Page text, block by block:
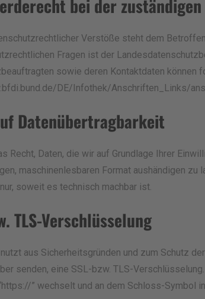
bei der
Verstöße steht dem
Fragen ist der
sowie deren Kontaktdaten können
DE/Infothek/Anschriften_Links/
Datenübertragbarkeit
Recht, Daten, die wir auf Grundlage Ihrer
maschinenlesbaren Format aushändigen
soweit es technisch machbar ist.
TLS-Verschlüsselung
aus Sicherheitsgründen und zum Schutz
senden, eine SSL-bzw. TLS-
” wechselt und an dem Schloss-Symbol